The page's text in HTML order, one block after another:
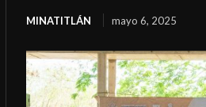
MINATITLÁN mayo 6, 2025